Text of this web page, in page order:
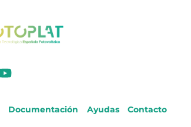
Documentación Ayudas Contacto